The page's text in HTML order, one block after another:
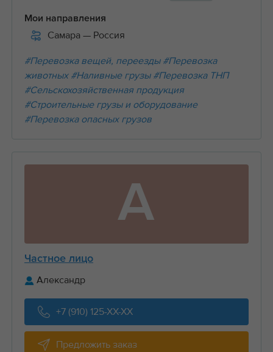
Мои направления
Самара — Россия
#Перевозка вещей, переезды #Перевозка
животных #Наливные грузы #Перевозка ТНП
#Сельскохозяйственная продукция
#Строительные грузы и оборудование
#Перевозка опасных грузов
А
Частное лицо
Александр
+7 (910) 125-XX-XX
Предложить заказ